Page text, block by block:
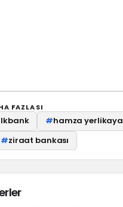
FAZLASI
#hamza yerlikaya
#ziraat bankası